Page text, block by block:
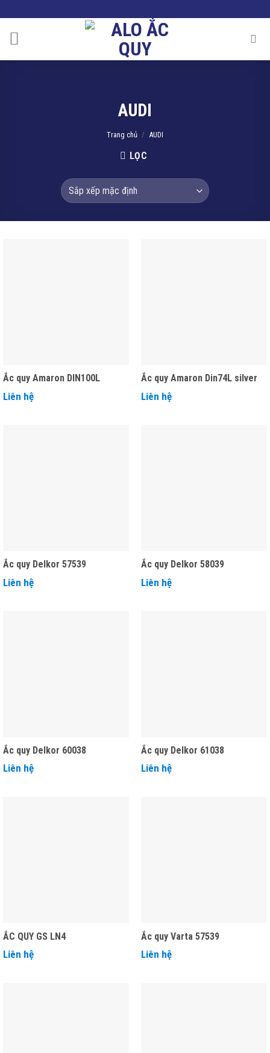
to
content
AUDI
Trang chủ / AUDI
LỌC
Ắc quy Amaron DIN100L
Liên hệ
Ắc quy Amaron Din74L silver
Liên hệ
Ắc quy Delkor 57539
Liên hệ
Ắc quy Delkor 58039
Liên hệ
Ắc quy Delkor 60038
Liên hệ
Ắc quy Delkor 61038
Liên hệ
ẮC QUY GS LN4
Liên hệ
Ắc quy Varta 57539
Liên hệ